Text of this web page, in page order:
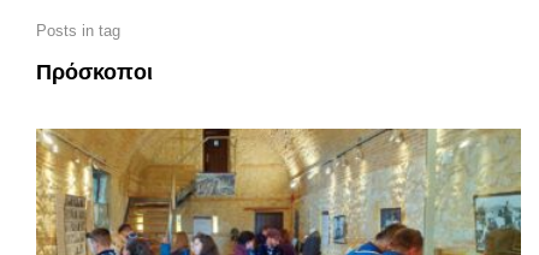
Posts in tag
Πρόσκοποι